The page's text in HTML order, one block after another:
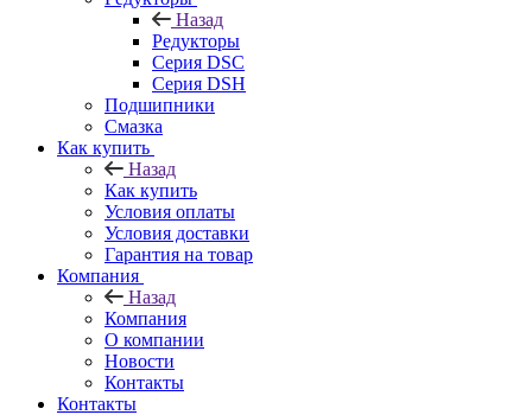
Назад
Редукторы
Серия DSC
Серия DSH
Подшипники
Смазка
Как купить
Назад
Как купить
Условия оплаты
Условия доставки
Гарантия на товар
Компания
Назад
Компания
О компании
Новости
Контакты
Контакты